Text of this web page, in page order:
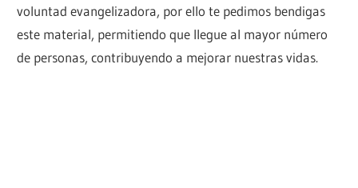
voluntad evangelizadora, por ello te pedimos bendigas
este material, permitiendo que llegue al mayor número
de personas, contribuyendo a mejorar nuestras vidas.